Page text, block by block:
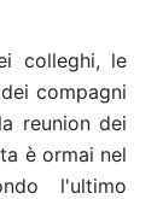
colleghi, le
compagni
reunion dei
è ormai nel
l'ultimo